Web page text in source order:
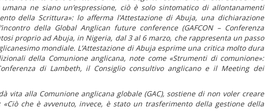
ne siano un’espressione, ciò è solo sintomatico di allontanamenti
della Scrittura»: lo afferma l’Attestazione di Abuja, una dichiarazione
della Global Anglican future conference (GAFCON – Conferenza
proprio ad Abuja, in Nigeria, dal 3 al 6 marzo, che rappresenta un passo
mondiale. L’Attestazione di Abuja esprime una critica molto dura
della Comunione anglicana, note come «Strumenti di comunione»:
di Lambeth, il Consiglio consultivo anglicano e il Meeting dei
vita alla Comunione anglicana globale (GAC), sostiene di non voler creare
«Ciò che è avvenuto, invece, è stato un trasferimento della gestione della